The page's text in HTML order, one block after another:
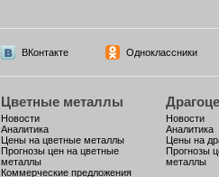
ВКонтакте Одноклассники
Цветные металлы
Новости
Аналитика
Цены на цветные металлы
Прогнозы цен на цветные
металлы
Коммерческие предложения
Новости
Аналитика
Цены на
Прогнозы
металлы